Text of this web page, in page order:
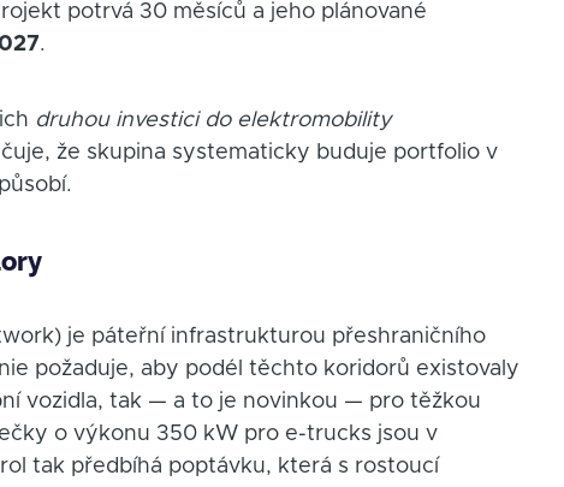
potrvá 30 měsíců a jeho plánované
.
druhou investici do elektromobility
že skupina systematicky buduje portfolio v
je páteřní infrastrukturou přeshraničního
požaduje, aby podél těchto koridorů existovaly
vozidla, tak — a to je novinkou — pro těžkou
o výkonu 350 kW pro e-trucks jsou v
tak předbíhá poptávku, která s rostoucí